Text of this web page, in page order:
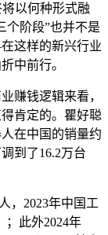
以何种形式融
个阶段”也并不是
这样的新兴行业
中前行。
赚钱逻辑来看，
肯定的。瞿好聪
在中国的销量约
到了16.2万台
，2023年中国工
；此外2024年